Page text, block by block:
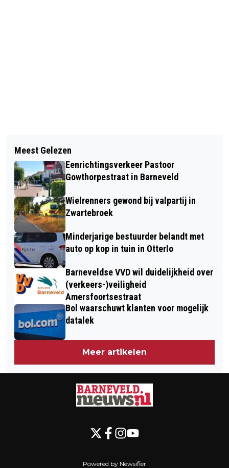
FIETSER ZWAARGEWOND BIJ
AANRIJDING MET BESTELBUS IN
LUNTEREN
BRAND BIJ AGRARISCH BEDRIJF IN
LUNTEREN
Meest Gelezen
Eenrichtingsverkeer Pastoor
Gowthorpestraat in Barneveld
Wielrenners gewond bij valpartij in
Zwartebroek
Minderjarige bestuurder belandt met
auto op kop in tuin in Otterlo
Barneveldse VVD wil duidelijkheid over
(verkeers-)veiligheid
Amersfoortsestraat
Bol waarschuwt klanten voor mogelijk
datalek
Meer artikelen
Powered by Newsifier